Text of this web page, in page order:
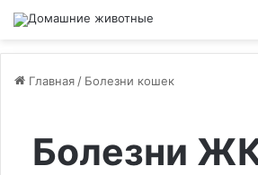
Главная / Болезни кошек
Болезни